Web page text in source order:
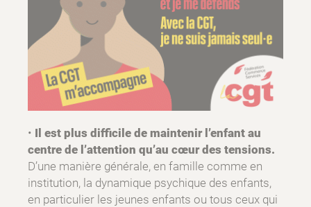
• Il est plus difficile de maintenir l’enfant au
centre de l’attention qu’au cœur des tensions.
D’une manière générale, en famille comme en
institution, la dynamique psychique des enfants,
en particulier les jeunes enfants ou tous ceux qui